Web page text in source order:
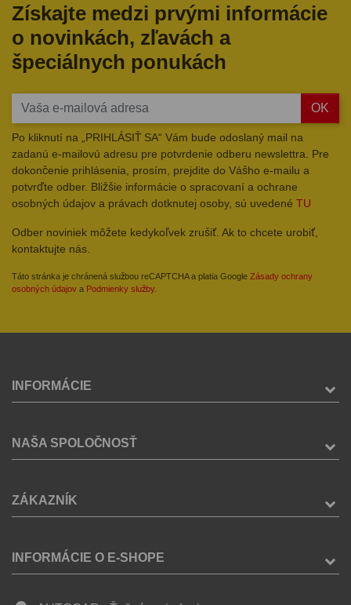
Získajte medzi prvými informácie
o novinkách, zľavách a
špeciálnych ponukách
OK
Po kliknutí na „PRIHLÁSIŤ SA“ Vám bude odoslaný mail na
zadanú e-mailovú adresu pre potvrdenie odberu newslettra. Pre
dokončenie prihlásenia, prosím, prejdite do Vášho e-mailu a
potvrďte odber. Bližšie informácie o spracovaní a ochrane
osobných údajov a právach dotknutej osoby, sú uvedené TU
Odber noviniek môžete kedykoľvek zrušiť. Ak to chcete urobiť,
kontaktujte nás.
Táto stránka je chránená službou reCAPTCHA a platia Google Zásady ochrany
osobných údajov a Podmienky služby.
INFORMÁCIE
NAŠA SPOLOČNOSŤ
ZÁKAZNÍK
INFORMÁCIE O E-SHOPE